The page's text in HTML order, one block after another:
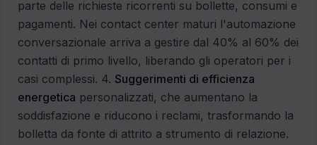
parte delle richieste ricorrenti su bollette, consumi e
pagamenti. Nei contact center maturi l'automazione
conversazionale arriva a gestire dal 40% al 60% dei
contatti di primo livello, liberando gli operatori per i
casi complessi. 4. Suggerimenti di efficienza
energetica personalizzati, che aumentano la
soddisfazione e riducono i reclami, trasformando la
bolletta da fonte di attrito a strumento di relazione.